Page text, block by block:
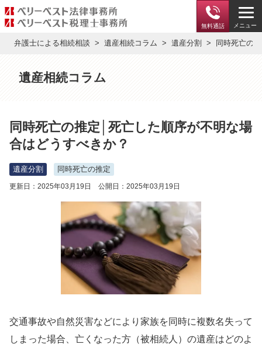
無料通話 メニュー
弁護士による相続相談 遺産相続コラム 遺産分割 同時死亡の
遺産相続コラム
同時死亡の推定│死亡した順序が不明な場
合はどうすべきか？
遺産分割 同時死亡の推定
更新日：2025年03月19日 公開日：2025年03月19日
交通事故や自然災害などにより家族を同時に複数名失って
しまった場合、亡くなった方（被相続人）の遺産はどのよ